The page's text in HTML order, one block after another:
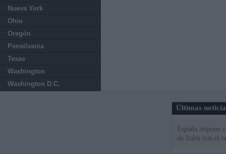
Nueva York
Ohio
Oregón
Pensilvania
Texas
Washington
Washington D.C.
Últimas
España impone
de Italia tras el